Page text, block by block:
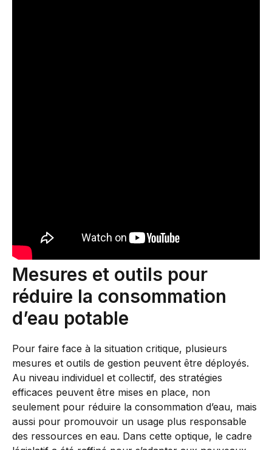
Mesures et outils pour
réduire la consommation
d’eau potable
Pour faire face à la situation critique, plusieurs
mesures et outils de gestion peuvent être déployés.
Au niveau individuel et collectif, des stratégies
efficaces peuvent être mises en place, non
seulement pour réduire la consommation d’eau, mais
aussi pour promouvoir un usage plus responsable
des ressources en eau. Dans cette optique, le cadre